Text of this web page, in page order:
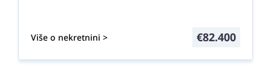
Više o nekretnini > €82.400